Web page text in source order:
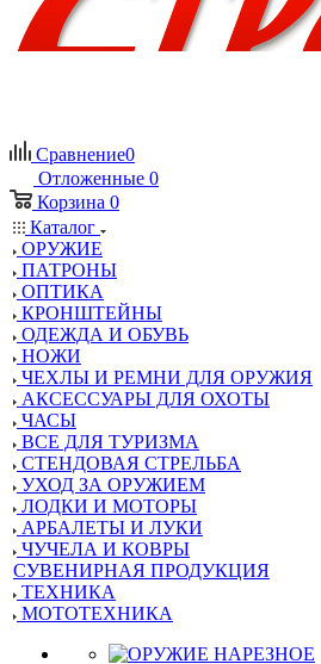
Сравнение0
Отложенные 0
Корзина 0
Каталог
ОРУЖИЕ
ПАТРОНЫ
ОПТИКА
КРОНШТЕЙНЫ
ОДЕЖДА И ОБУВЬ
НОЖИ
ЧЕХЛЫ И РЕМНИ ДЛЯ ОРУЖИЯ
АКСЕССУАРЫ ДЛЯ ОХОТЫ
ЧАСЫ
ВСЕ ДЛЯ ТУРИЗМА
СТЕНДОВАЯ СТРЕЛЬБА
УХОД ЗА ОРУЖИЕМ
ЛОДКИ И МОТОРЫ
АРБАЛЕТЫ И ЛУКИ
ЧУЧЕЛА И КОВРЫ
СУВЕНИРНАЯ ПРОДУКЦИЯ
ТЕХНИКА
МОТОТЕХНИКА